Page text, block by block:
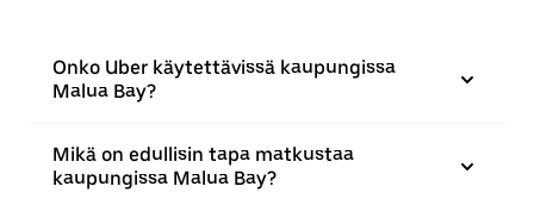
Onko Uber käytettävissä kaupungissa
Malua Bay?
Mikä on edullisin tapa matkustaa
kaupungissa Malua Bay?